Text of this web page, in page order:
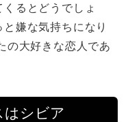
るとどうでしょ
嫌な気持ちになり
の大好きな恋人であ
はシビア